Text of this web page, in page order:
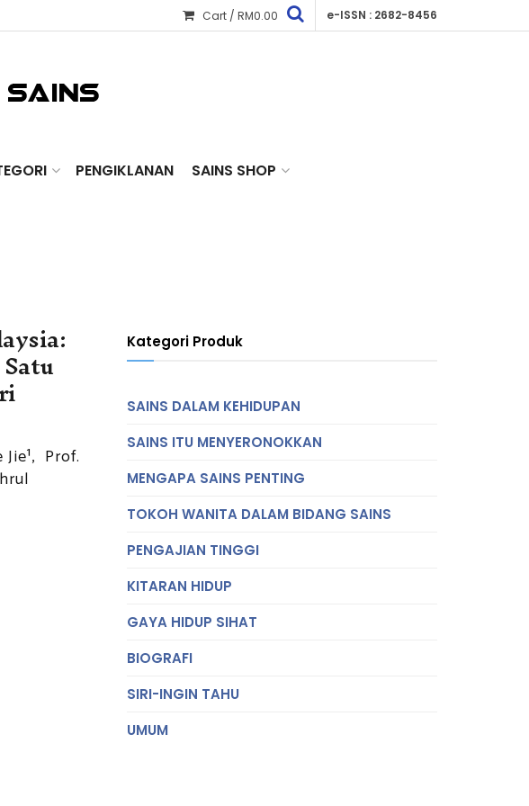
Cart / RM0.00 e-ISSN : 2682-8456
PENGIKLANAN SAINS SHOP
Prof.
Kategori Produk
SAINS DALAM KEHIDUPAN
SAINS ITU MENYERONOKKAN
MENGAPA SAINS PENTING
TOKOH WANITA DALAM BIDANG SAINS
PENGAJIAN TINGGI
KITARAN HIDUP
GAYA HIDUP SIHAT
BIOGRAFI
SIRI-INGIN TAHU
UMUM